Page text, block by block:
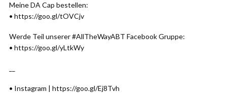
Meine DA Cap bestellen:
• https://goo.gl/tOVCjv
Werde Teil unserer #AllTheWayABT Facebook Gruppe:
• https://goo.gl/yLtkWy
• Instagram | https://goo.gl/Ej8Tvh